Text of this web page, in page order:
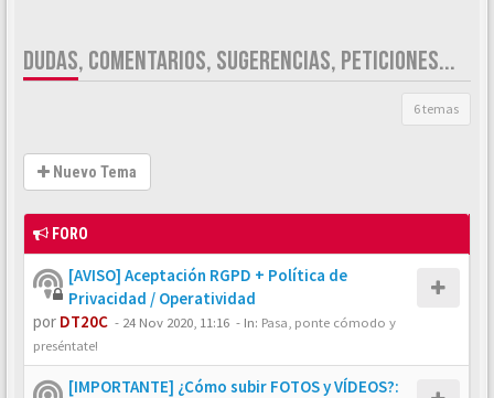
DUDAS, COMENTARIOS, SUGERENCIAS, PETICIONES...
6 temas
Nuevo Tema
FORO
[AVISO] Aceptación RGPD + Política de
Privacidad / Operatividad
por DT20C - 24 Nov 2020, 11:16 - In: Pasa, ponte cómodo y
preséntate!
[IMPORTANTE] ¿Cómo subir FOTOS y VÍDEOS?: